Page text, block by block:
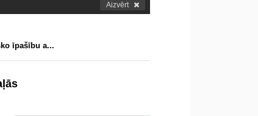
Aizvērt
īpašību a...